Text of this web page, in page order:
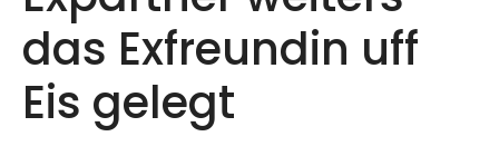
das Exfreundin uff
Eis gelegt